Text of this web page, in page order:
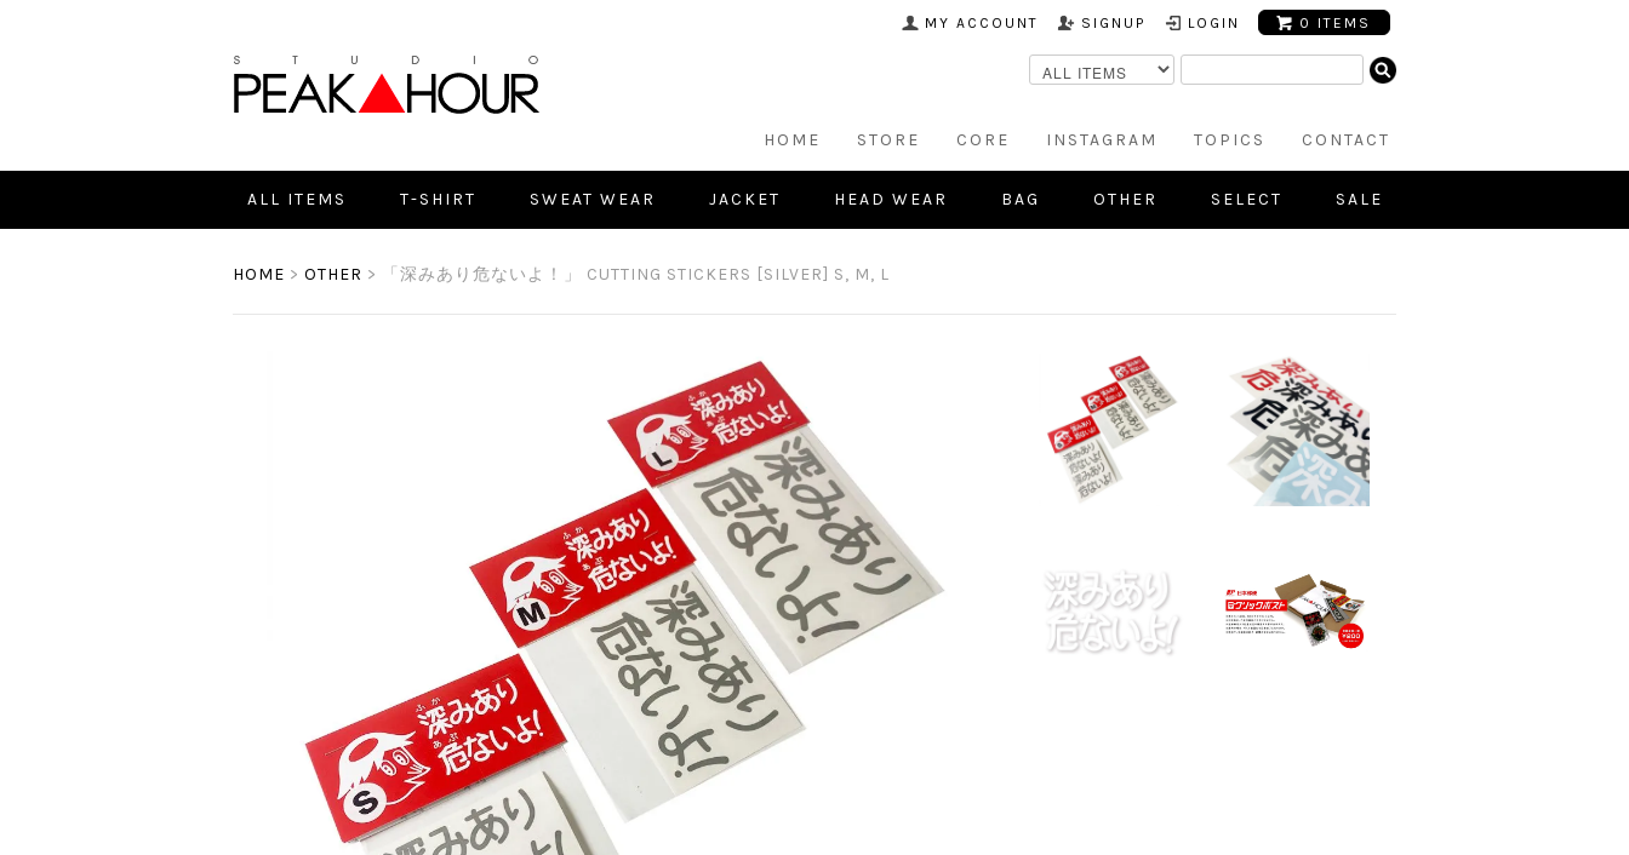
MY ACCOUNT SIGNUP LOGIN 0 ITEMS
HOME STORE CORE INSTAGRAM TOPICS CONTACT
ALL ITEMS T-SHIRT SWEAT WEAR JACKET HEAD WEAR BAG OTHER SELECT SALE
HOME > OTHER > 「深みあり危ないよ！」 CUTTING STICKERS [SILVER] S, M, L